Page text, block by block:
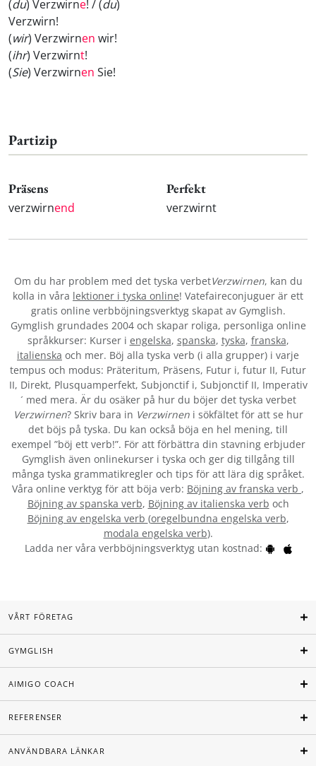
(du) Verzwirne! / (du)
Verzwirn!
(wir) Verzwirnen wir!
(ihr) Verzwirnt!
(Sie) Verzwirnen Sie!
Partizip
Präsens
verzwirnend
Perfekt
verzwirnt
Om du har problem med det tyska verbetVerzwirnen, kan du
kolla in våra lektioner i tyska online! Vatefaireconjuguer är ett
gratis online verbböjningsverktyg skapat av Gymglish.
Gymglish grundades 2004 och skapar roliga, personliga online
språkkurser: Kurser i engelska, spanska, tyska, franska,
italienska och mer. Böj alla tyska verb (i alla grupper) i varje
tempus och modus: Präteritum, Präsens, Futur i, futur II, Futur
II, Direkt, Plusquamperfekt, Subjonctif i, Subjonctif II, Imperativ
´ med mera. Är du osäker på hur du böjer det tyska verbet
Verzwirnen? Skriv bara in Verzwirneni sökfältet för att se hur
det böjs på tyska. Du kan också böja en hel mening, till
exempel ”böj ett verb!”. För att förbättra din stavning erbjuder
Gymglish även onlinekurser i tyska och ger dig tillgång till
många tyska grammatikregler och tips för att lära dig språket.
Våra online verktyg för att böja verb: Böjning av franska verb ,
Böjning av spanska verb, Böjning av italienska verb och
Böjning av engelska verb (oregelbundna engelska verb,
modala engelska verb).
Ladda ner våra verbböjningsverktyg utan kostnad:
VÅRT FÖRETAG
GYMGLISH
AIMIGO COACH
REFERENSER
ANVÄNDBARA LÄNKAR